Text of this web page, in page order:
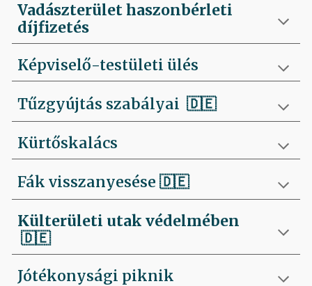
Vadászterület haszonbérleti
díjfizetés
Képviselő-testületi ülés
Tűzgyújtás szabályai🇩🇪
Kürtőskalács
Fák visszanyesése🇩🇪
Külterületi utak védelmében
🇩🇪
Jótékonysági piknik